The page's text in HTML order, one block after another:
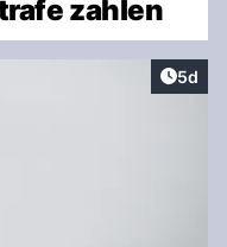
zahlen
5d